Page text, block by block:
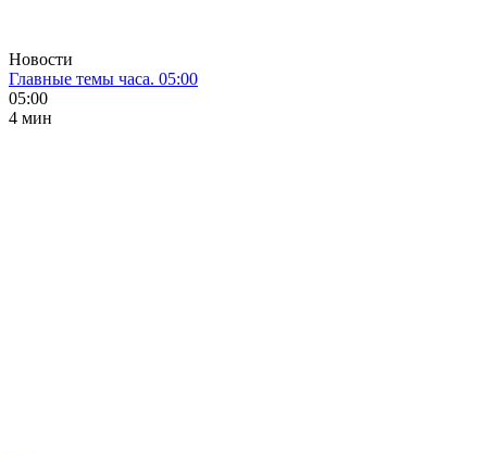
Новости
Главные темы часа. 05:00
05:00
4 мин